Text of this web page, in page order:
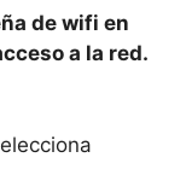
de wifi en
a la red.